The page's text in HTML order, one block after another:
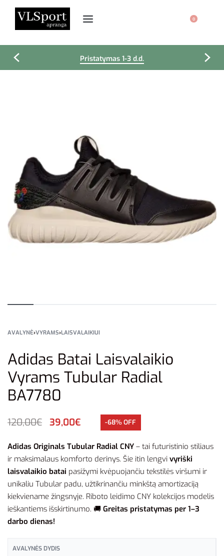
0
Pristatymas 1-3 d.d.
AVALYNĖ›VYRAMS›LAISVALAIKIUI
Adidas Batai Laisvalaikio
Vyrams Tubular Radial
BA7780
120,00€ 39,00€ -68% OFF
Adidas Originals Tubular Radial CNY – tai futuristinio stiliaus
ir maksimalaus komforto derinys. Šie itin lengvi vyriški
laisvalaikio batai pasižymi kvėpuojančiu tekstilės viršumi ir
unikaliu Tubular padu, užtikrinančiu minkštą amortizaciją
kiekviename žingsnyje. Riboto leidimo CNY kolekcijos modelis
ieškantiems išskirtinumo. 🚚 Greitas pristatymas per 1–3
darbo dienas!
AVALYNĖS DYDIS